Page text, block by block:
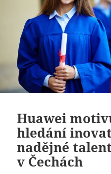
Huawei
hledání
nadějné
v Čechách